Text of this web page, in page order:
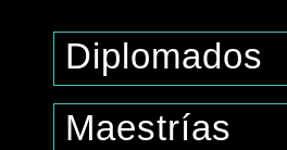
Diplomados
Maestrías